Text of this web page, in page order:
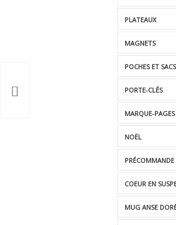
PLATEAUX
MAGNETS
POCHES ET SACS
PORTE-CLÉS
MARQUE-PAGES
NOËL
PRÉCOMMANDE
COEUR EN
MUG ANSE